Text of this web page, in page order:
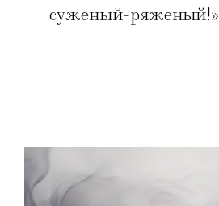
суженый-ряженый!»